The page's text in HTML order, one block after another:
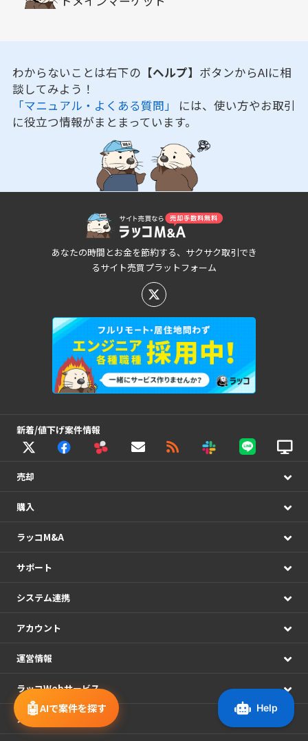
🤖AIで案件を探す
わからないことは右下の 【ヘルプ】 ボタンからAIに相
談してみよう！
「マニュアル・よくある質問」 には、使い方やお取引
に役立つ情報がまとまっています。
あなたの時間とお金を節約する、サクサク取引でき
るサイト売買プラットフォーム
新着/値下げ案件情報
売却
購入
ラッコM&A
サポート
システム連携
アカウント
運営情報
ラッコWebサービス
メディア